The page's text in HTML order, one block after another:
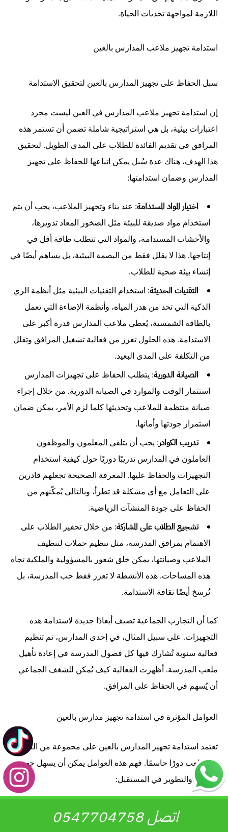
اللازمة لمواجهة تحديات الحياة.
استدامة تجهيز ملاعب المدارس بالعين
سبل الحفاظ على تجهيز المدارس بالعين لتحقيق الاستدامة
إن استدامة تجهيز ملاعب المدارس في العين ليست مجرد
اعتبارات بيئية، بل هي استراتيجية شاملة تضمن أن تستمر هذه
المرافق في تقديم الفائدة للطلاب على المدى الطويل. لتحقيق
هذا الهدف، هناك عدة سُبل يمكن اتباعها للحفاظ على تجهيز
المدارس وضمان استدامتها:
اختيار المواد المستدامة: عند بناء وتجهيز الملاعب، يجب أن يتم
استخدام مواد صديقة للبيئة مثل الصخور المعاد تدويرها،
والأخشاب المستدامة، والمواد التي تتطلب طاقة أقل في
إنتاجها. هذا لا يقلل فقط من البصمة البيئية، بل يساهم أيضًا في
إنشاء بيئة صحية للطلاب.
التقنيات الحديثة: استخدام التقنيات البيئية مثل أنظمة الري
الذكية التي تحد من هدر المياه، وأنظمة الإضاءة التي تعمل
بالطاقة الشمسية، يُعطي ملاعب المدارس قدرة أكبر على
الاستدامة. هذه الحلول تعزز من فعالية تشغيل المرافق وتقلل
من التكلفة على المدى البعيد.
الصيانة الدورية: يتطلب الحفاظ على تجهيزات المدارس
استثمار الوقت والموارد في الصيانة الدورية. من خلال إجراء
صيانة منتظمة للملاعب وتحديثها كلما لزم الأمر، يمكن ضمان
استمرار جودتها وأمانها.
تدريب الكوادر: يجب أن يتلقى المعلمون والموظفون
العاملون في المدارس تدريبًا دوريًا حول كيفية استخدام
التجهيزات والحفاظ عليها. المعرفة الصحيحة تجعلهم قادرين
على التعامل مع أي مشكلة قد تطرأ، وبالتالي يُمكّنهم من
الحفاظ على جودة المنشآت الرياضية.
تشجيع الطلاب على المشاركة: من خلال تحفيز الطلاب على
الاهتمام بمرافق المدرسة، مثل تنظيم حملات لتنظيف
الملاعب وصيانتها، يمكن خلق شعور بالمسؤولية والملكية تجاه
هذه المساحات. هذه الأنشطة لا تعزز فقط حب المدرسة، بل
تُرسخ أيضًا ثقافة الاستدامة.
كما أن التجارب الجماعية تضيف أبعادًا جديدة لاستدامة هذه
التجهيزات. على سبيل المثال، في إحدى المدارس، تم تنظيم
فعالية سنوية تُشارك فيها كل فصول المدرسة في إعادة تأهيل
ملعب المدرسة. أظهرت الفعالية كيف يُمكن للشغف الجماعي
أن يُسهم في الحفاظ على المرافق.
العوامل المؤثرة في استدامة تجهيز مدارس بالعين
تعتمد استدامة تجهيز المدارس بالعين على مجموعة من العوامل
التي تلعب دورًا حاسمًا. فهم هذه العوامل يمكن أن يسهل جهود
الصيانة والتطوير في المستقبل:
الإدارة الفعالة
تجهيز المدارس. يجب أن يكون لدى مديري المدارس رؤية
اتصل 0547704758